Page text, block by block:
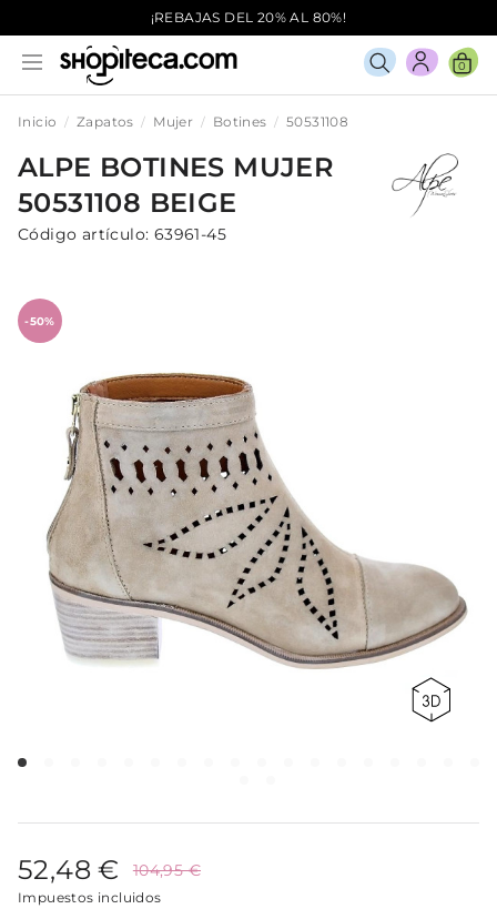
¡REBAJAS DEL 20% AL 80%!
0
Inicio Zapatos Mujer Botines 50531108
ALPE BOTINES MUJER
50531108 BEIGE
Código artículo: 63961-45
-50%
52,48 € 104,95 €
Impuestos incluidos